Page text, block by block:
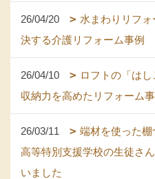
26/04/20
水まわりリフ
決する介護リフォーム事例
26/04/10
ロフトの「は
収納力を高めたリフォーム
26/03/11
端材を使った
高等特別支援学校の生徒さ
いました